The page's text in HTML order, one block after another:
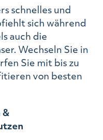
schnelles und
sich während
auch die
Wechseln Sie in
Sie mit bis zu
von besten
&